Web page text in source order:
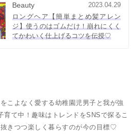
Beauty
2023.04.29
ロングヘア【簡単まとめ髪アレン
ジ】使うのはゴムだけ！崩れにくく
てかわいく仕上げるコツを伝授♡
こよなく愛する幼稚園児男子と我が強
育て中！趣味はトレンドをSNSで探るこ
きつつ楽しく暮らすのが今の目標♡